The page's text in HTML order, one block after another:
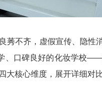
不齐，虚假宣传、隐性
、口碑良好的化妆学校
核心维度，展开详细对